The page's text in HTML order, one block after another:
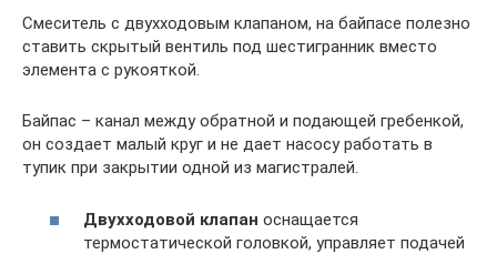
Смеситель с двухходовым клапаном, на байпасе полезно
ставить скрытый вентиль под шестигранник вместо
элемента с рукояткой.
Байпас – канал между обратной и подающей гребенкой,
он создает малый круг и не дает насосу работать в
тупик при закрытии одной из магистралей.
Двухходовой клапан оснащается
термостатической головкой, управляет подачей